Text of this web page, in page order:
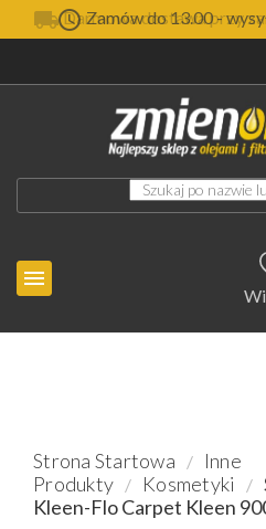
Zamów do 13.00 -
Darmowa dostawa przy

Strona Startowa
Inne
Produkty
Kosmetyki
Kleen-Flo Carpet Kleen